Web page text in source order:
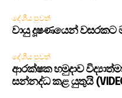
දේශීය පුවත්
වායු දූෂණයෙන් වසරකට
දේශීය පුවත්
ආරක්ෂක හමුදාව
සන්නද්ධ කළ යුතුයි